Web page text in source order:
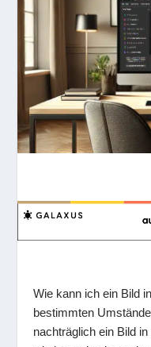
Wie kann ich ein Bild
bestimmten
nachträglich ein Bild